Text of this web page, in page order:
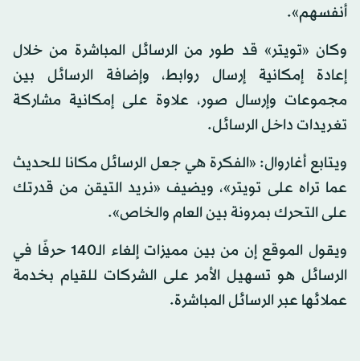
أنفسهم».
وكان «تويتر» قد طور من الرسائل المباشرة من خلال
إعادة إمكانية إرسال روابط، وإضافة الرسائل بين
مجموعات وإرسال صور، علاوة على إمكانية مشاركة
تغريدات داخل الرسائل.
ويتابع أغاروال: «الفكرة هي جعل الرسائل مكانا للحديث
عما تراه على تويتر»، ويضيف «نريد التيقن من قدرتك
على التحرك بمرونة بين العام والخاص».
ويقول الموقع إن من بين مميزات إلغاء الـ140 حرفًا في
الرسائل هو تسهيل الأمر على الشركات للقيام بخدمة
عملائها عبر الرسائل المباشرة.